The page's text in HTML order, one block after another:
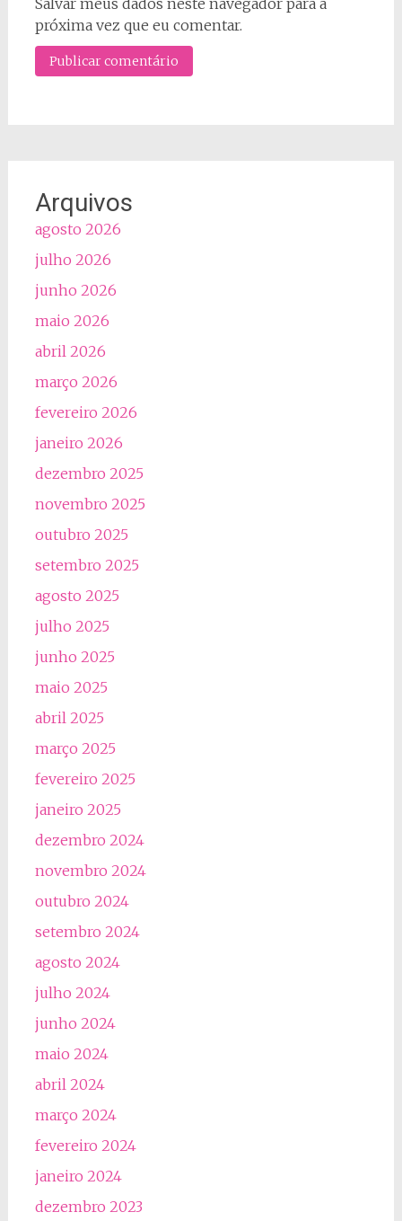
Salvar meus dados neste navegador para a
próxima vez que eu comentar.
Arquivos
agosto 2026
julho 2026
junho 2026
maio 2026
abril 2026
março 2026
fevereiro 2026
janeiro 2026
dezembro 2025
novembro 2025
outubro 2025
setembro 2025
agosto 2025
julho 2025
junho 2025
maio 2025
abril 2025
março 2025
fevereiro 2025
janeiro 2025
dezembro 2024
novembro 2024
outubro 2024
setembro 2024
agosto 2024
julho 2024
junho 2024
maio 2024
abril 2024
março 2024
fevereiro 2024
janeiro 2024
dezembro 2023